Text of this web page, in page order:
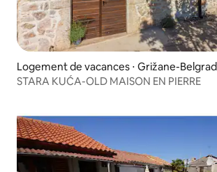
Logement de vacances ⋅ Grižane-Belgrad
STARA KUĆA-OLD MAISON EN PIERRE